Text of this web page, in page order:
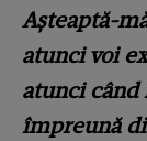
Aşteaptă-
atunci voi
atunci când
împreună